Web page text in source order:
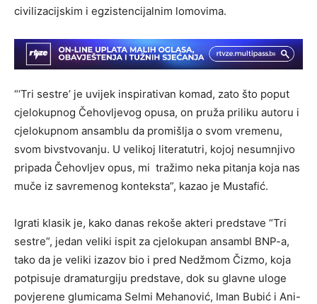
civilizacijskim i egzistencijalnim lomovima.
“‘Tri sestre’ je uvijek inspirativan komad, zato što poput
cjelokupnog Čehovljevog opusa, on pruža priliku autoru i
cjelokupnom ansamblu da promišlja o svom vremenu,
svom bivstvovanju. U velikoj literatutri, kojoj nesumnjivo
pripada Čehovljev opus, mi tražimo neka pitanja koja nas
muče iz savremenog konteksta”, kazao je Mustafić.
Igrati klasik je, kako danas rekoše akteri predstave “Tri
sestre”, jedan veliki ispit za cjelokupan ansambl BNP-a,
tako da je veliki izazov bio i pred Nedžmom Čizmo, koja
potpisuje dramaturgiju predstave, dok su glavne uloge
povjerene glumicama Selmi Mehanović, Iman Bubić i Ani-